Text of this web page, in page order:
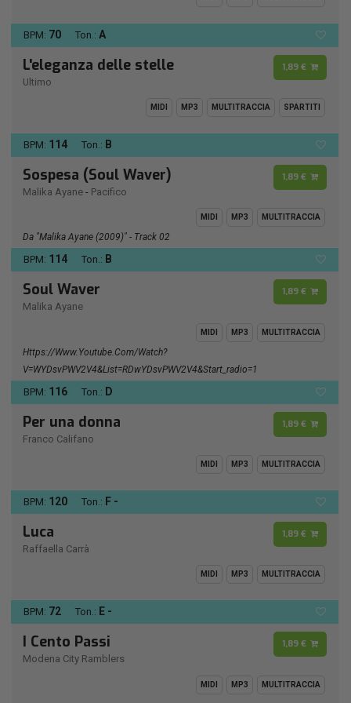
BPM: 70 Ton.: A
L'eleganza delle stelle
Ultimo
1,89 €
MIDI MP3 MULTITRACCIA SPARTITI
BPM: 114 Ton.: B
Sospesa (Soul Waver)
Malika Ayane - Pacifico
1,89 €
MIDI MP3 MULTITRACCIA
Da "Malika Ayane (2009)" - Track 02
BPM: 114 Ton.: B
Soul Waver
Malika Ayane
1,89 €
MIDI MP3 MULTITRACCIA
Https://www.youtube.com/watch?
V=wYDsvPWV2V4&list=RDwYDsvPWV2V4&start_radio=1
BPM: 116 Ton.: D
Per una donna
Franco Califano
1,89 €
MIDI MP3 MULTITRACCIA
BPM: 120 Ton.: F -
Luca
Raffaella Carrà
1,89 €
MIDI MP3 MULTITRACCIA
BPM: 72 Ton.: E -
I Cento Passi
Modena City Ramblers
1,89 €
MIDI MP3 MULTITRACCIA